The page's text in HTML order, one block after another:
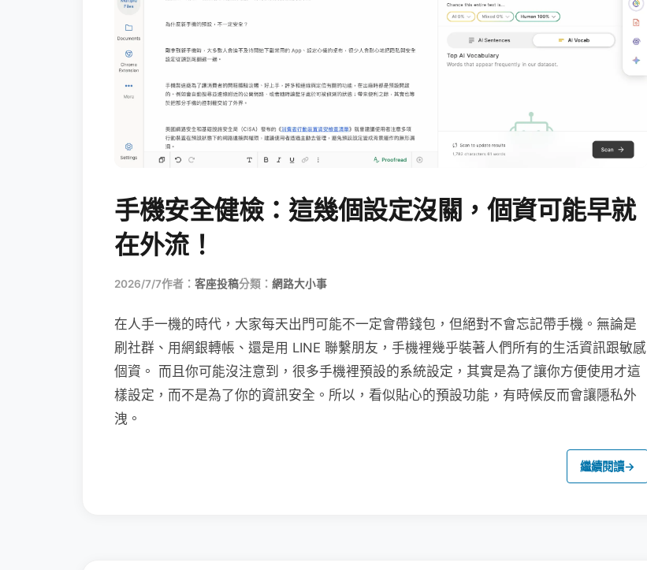
手機安全健檢：這幾個設定沒關，個資可能早就
在外流！
2026/7/7作者： 客座投稿分類： 網路大小事
在人手一機的時代，大家每天出門可能不一定會帶錢包，但絕對不會忘記帶手機。無論是
刷社群、用網銀轉帳、還是用 LINE 聯繫朋友，手機裡幾乎裝著人們所有的生活資訊跟敏感
個資。 而且你可能沒注意到，很多手機裡預設的系統設定，其實是為了讓你方便使用才這
樣設定，而不是為了你的資訊安全。所以，看似貼心的預設功能，有時候反而會讓隱私外
洩。
繼續閱讀→